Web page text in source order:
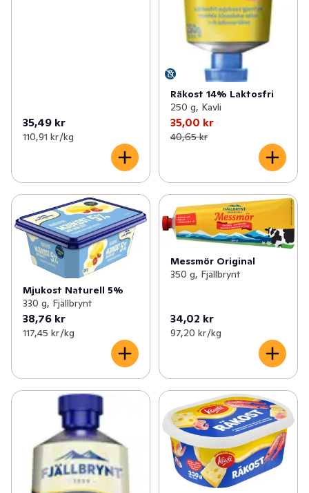
35,49 kr
110,91 kr /kg
Räkost 14% Laktosfri
250 g, Kavli
35,00 kr
40,65 kr
Mjukost Naturell 5%
330 g, Fjällbrynt
38,76 kr
117,45 kr /kg
Messmör Original
350 g, Fjällbrynt
34,02 kr
97,20 kr /kg